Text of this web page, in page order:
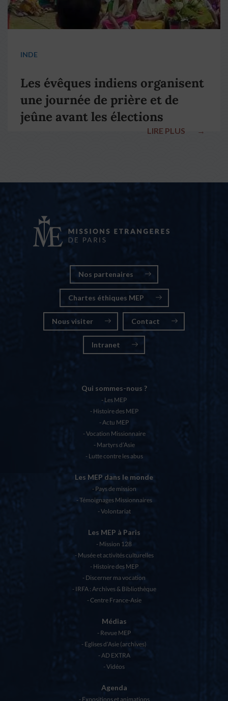
INDE
Les évêques indiens organisent
une journée de prière et de
jeûne avant les élections
LIRE PLUS →
Nos partenaires
Chartes éthiques MEP
Nous visiter Contact
Intranet
Qui sommes-nous ?
Les MEP
Histoire des MEP
Actu MEP
Vocation Missionnaire
Martyrs d’Asie
Lutte contre les abus
Les MEP dans le monde
Pays de mission
Témoignages Missionnaires
Volontariat
Les MEP à Paris
Mission 128
Musée et activités culturelles
Histoire des MEP
Discerner ma vocation
IRFA : Archives & Bibliothèque
Centre France-Asie
Médias
Revue MEP
Eglises d’Asie (archives)
AD EXTRA
Vidéos
Agenda
Expositions et animations